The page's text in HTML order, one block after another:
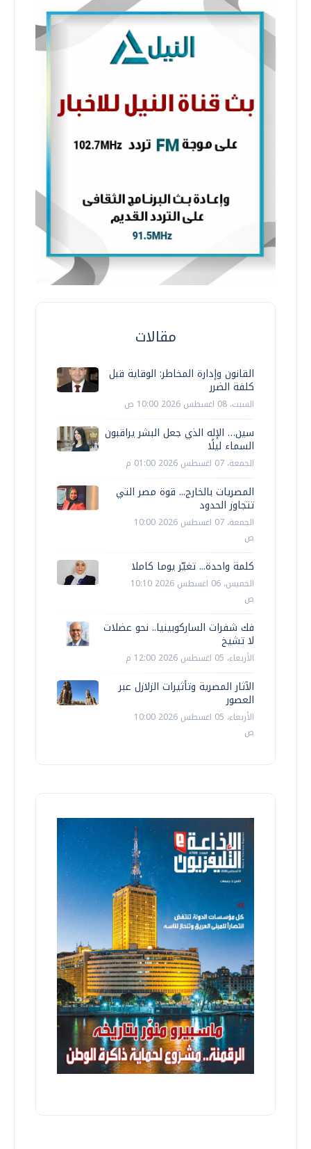
مقالات
القانون وإدارة المخاطر: الوقاية قبل
كلفة الضرر
السبت، 08 اغسطس 2026 10:00 ص
سين… الإله الذي جعل البشر يراقبون
السماء ليلًا
الجمعة، 07 اغسطس 2026 01:00 م
المصريات بالخارج... قوة مصر التي
تتجاوز الحدود
الجمعة، 07 اغسطس 2026 10:00
ص
كلمة واحدة... تغيّر يوما كاملا
الخميس، 06 اغسطس 2026 10:10
ص
فك شفرات الساركوبينيا.. نحو عضلات
لا تشيخ
الأربعاء، 05 اغسطس 2026 12:00 م
الآثار المصرية وتأثيرات الزلازل عبر
العصور
الأربعاء، 05 اغسطس 2026 10:00
ص